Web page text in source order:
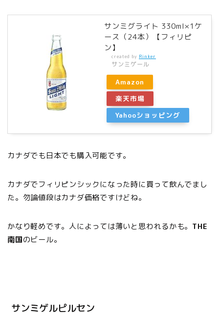
サンミグライト 330ml×1ケ
ース（24本）【フィリピ
ン】
created by Rinker
サンミゲール
Amazon
楽天市場
Yahooショッピング
カナダでも日本でも購入可能です。
カナダでフィリピンシックになった時に買って飲んでまし
た。勿論値段はカナダ価格ですけどね。
かなり軽めです。人によっては薄いと思われるかも。 THE
南国のビール。
サンミゲルピルセン